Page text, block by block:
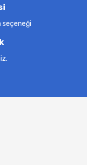
seçeneği